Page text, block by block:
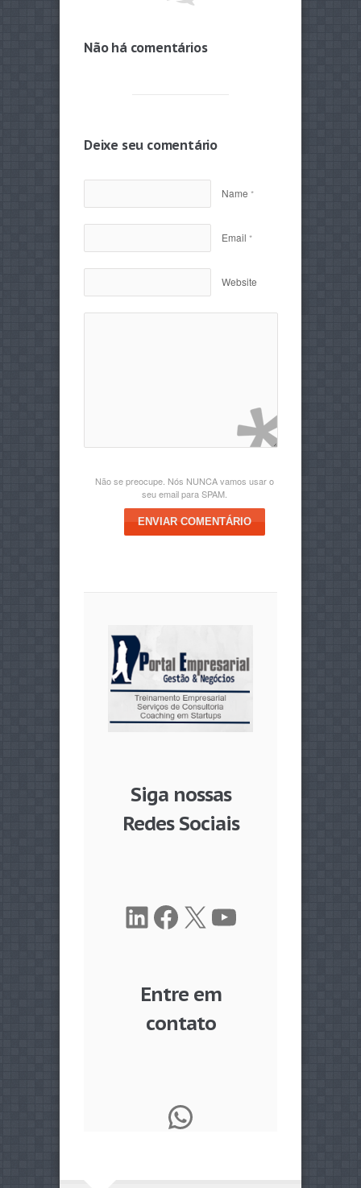
Não há comentários
Deixe seu comentário
Name *
Email *
Website
Não se preocupe. Nós NUNCA vamos usar o
seu email para SPAM.
ENVIAR COMENTÁRIO
Siga nossas
Redes Sociais
LinkedIn
Facebook
X Youtube
Entre em
contato
WhatsApp